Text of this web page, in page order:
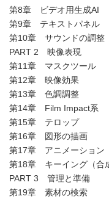
第8章 ビデオ用生成AI
第9章 テキストパネル
第10章 サウンドの調整
PART 2 映像表現
第11章 マスクツール
第12章 映像効果
第13章 色調調整
第14章 Film Impact系
第15章 テロップ
第16章 図形の描画
第17章 アニメーション
第18章 キーイング（合
PART 3 管理と準備
第19章 素材の検索